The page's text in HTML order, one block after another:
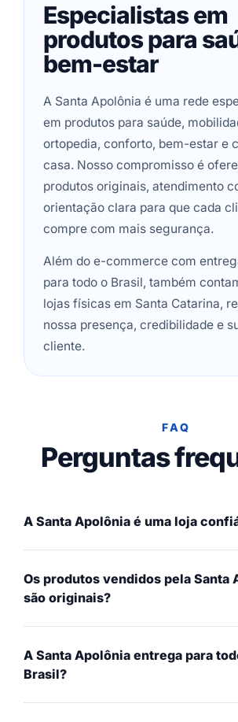
Especialistas em
produtos para
bem-estar
A Santa Apolônia é uma rede
em produtos para saúde,
ortopedia, conforto, bem-estar e
casa. Nosso compromisso é
produtos originais, atendimento
orientação clara para que cada
compre com mais segurança.
Além do e-commerce com
para todo o Brasil, também
lojas físicas em Santa Catarina,
nossa presença, credibilidade e
cliente.
FAQ
Perguntas
A Santa Apolônia é uma loja
Os produtos vendidos pela Santa
são originais?
A Santa Apolônia entrega para
Brasil?